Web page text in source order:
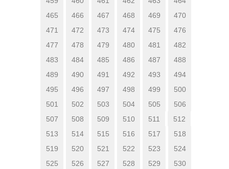
465
466 467 468 469
470
471
472 473 474 475
476
477
478 479 480 481
482
483
484 485 486 487
488
489
490 491 492 493
494
495
496 497 498 499
500
501
502 503 504 505
506
507
508 509 510 511
512
513
514 515 516 517
518
519
520 521 522 523
524
525
526 527 528 529
530